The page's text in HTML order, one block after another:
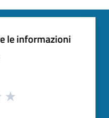
le informazioni